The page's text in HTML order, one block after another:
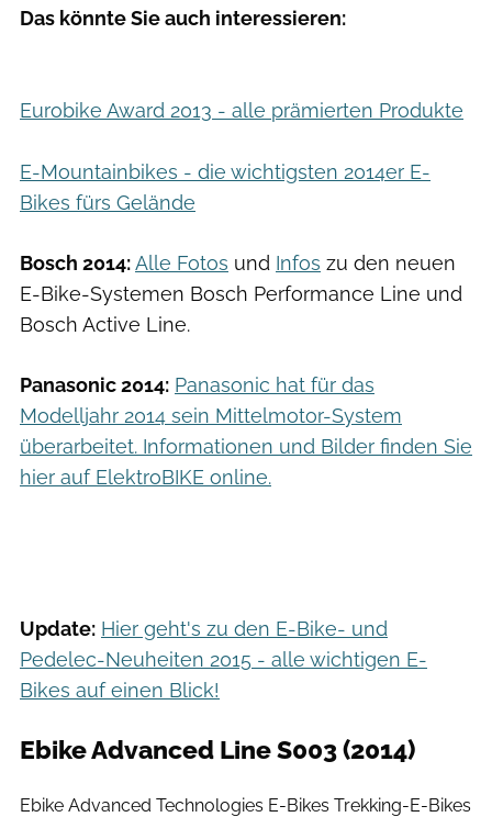
Das könnte Sie auch interessieren:
Eurobike Award 2013 - alle prämierten Produkte
E-Mountainbikes - die wichtigsten 2014er E-
Bikes fürs Gelände
Bosch 2014:Alle Fotos und Infos zu den neuen
E-Bike-Systemen Bosch Performance Line und
Bosch Active Line.
Panasonic 2014: Panasonic hat für das
Modelljahr 2014 sein Mittelmotor-System
überarbeitet. Informationen und Bilder finden Sie
hier auf ElektroBIKE online.
Update: Hier geht's zu den E-Bike- und
Pedelec-Neuheiten 2015 - alle wichtigen E-
Bikes auf einen Blick!
Ebike Advanced Line S003 (2014)
Ebike Advanced Technologies
Ebike Advanced Technologies E-Bikes Trekking-E-Bikes